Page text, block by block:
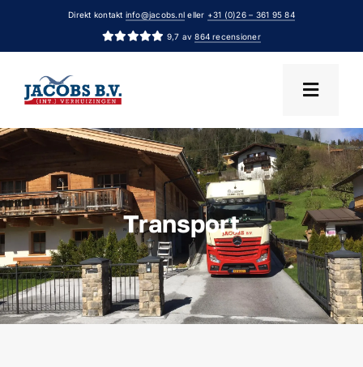
inhoud
Direkt kontakt info@jacobs.nl eller +31 (0)26 – 361 95 84
9,7 av864 recensioner
Transport